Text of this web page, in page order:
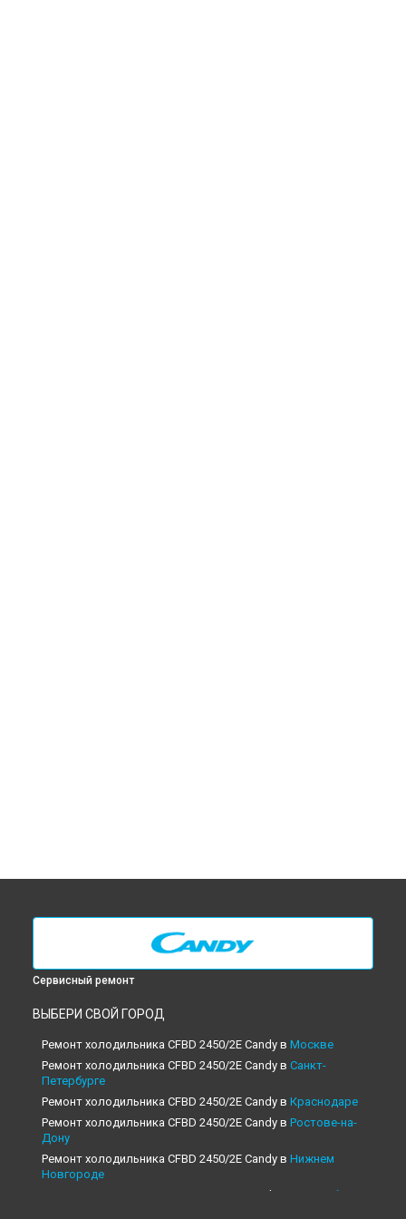
Сервисный ремонт
ВЫБЕРИ СВОЙ ГОРОД
Ремонт холодильника CFBD 2450/2E Candy в Москве
Ремонт холодильника CFBD 2450/2E Candy в Санкт-
Петербурге
Ремонт холодильника CFBD 2450/2E Candy в Краснодаре
Ремонт холодильника CFBD 2450/2E Candy в Ростове-на-
Дону
Ремонт холодильника CFBD 2450/2E Candy в Нижнем
Новгороде
Ремонт холодильника CFBD 2450/2E Candy в
Новосибирске